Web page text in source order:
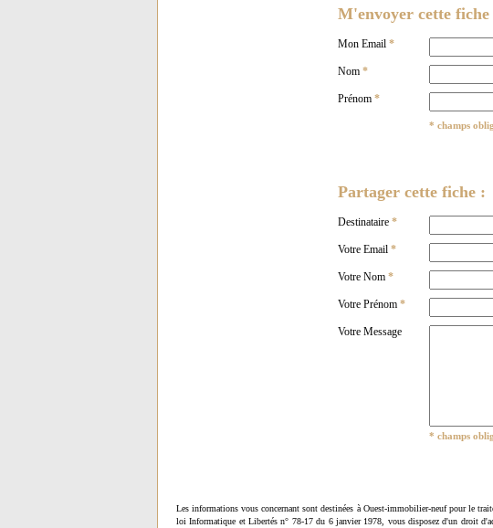
M'envoyer cette
Mon Email *
Nom *
Prénom *
* champs
Partager cette fiche :
Destinataire *
Votre Email *
Votre Nom *
Votre Prénom *
Votre Message
* champs
Les informations vous concernant sont destinées à Ouest-immobilier-neuf pour le
loi Informatique et Libertés n° 78-17 du 6 janvier 1978, vous disposez d'un droit